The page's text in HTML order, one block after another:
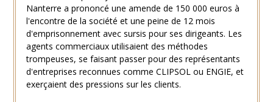
Nanterre a prononcé une amende de 150 000 euros à
l'encontre de la société et une peine de 12 mois
d'emprisonnement avec sursis pour ses dirigeants. Les
agents commerciaux utilisaient des méthodes
trompeuses, se faisant passer pour des représentants
d'entreprises reconnues comme CLIPSOL ou ENGIE, et
exerçaient des pressions sur les clients.